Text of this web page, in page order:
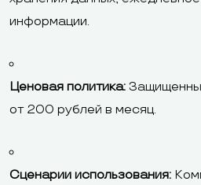
информации.
Ценовая политика:
от 200 рублей в месяц.
Сценарии использования: